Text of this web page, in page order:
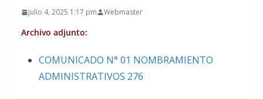
julio 4, 2025 1:17 pm Webmaster
Archivo adjunto:
COMUNICADO N° 01 NOMBRAMIENTO
ADMINISTRATIVOS 276